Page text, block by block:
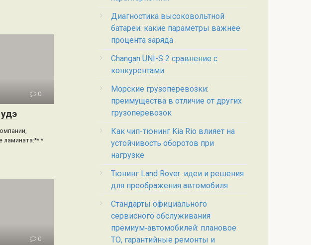
0
ламината:** *
0
Диагностика высоковольтной
батареи: какие параметры важнее
процента заряда
Changan UNI-S 2 сравнение с
конкурентами
Морские грузоперевозки:
преимущества в отличие от других
грузоперевозок
Как чип-тюнинг Kia Rio влияет на
устойчивость оборотов при
нагрузке
Тюнинг Land Rover: идеи и решения
для преображения автомобиля
Стандарты официального
сервисного обслуживания
премиум‑автомобилей: плановое
ТО, гарантийные ремонты и